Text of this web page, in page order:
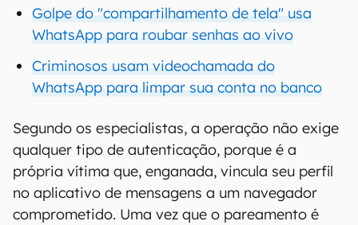
Golpe do "compartilhamento de tela" usa
WhatsApp para roubar senhas ao vivo
Criminosos usam videochamada do
WhatsApp para limpar sua conta no banco
Segundo os especialistas, a operação não exige
qualquer tipo de autenticação, porque é a
própria vítima que, enganada, vincula seu perfil
no aplicativo de mensagens a um navegador
comprometido. Uma vez que o pareamento é